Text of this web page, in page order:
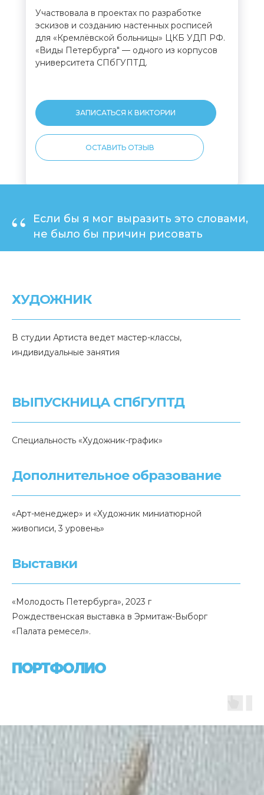
ЗАПИСАТЬСЯ К ВИКТОРИИ
ОСТАВИТЬ ОТЗЫВ
Участвовала в проектах по разработке
эскизов и созданию настенных росписей
для «Кремлёвской больницы» ЦКБ УДП РФ.
«Виды Петербурга" — одного из корпусов
университета СПбГУПТД.
“
Если бы я мог выразить это словами,
не было бы причин рисовать
ХУДОЖНИК
В студии Артиста ведет мастер-классы,
индивидуальные занятия
ВЫПУСКНИЦА СПбГУПТД
Специальность «Художник-график»
Дополнительное образование
«Арт-менеджер» и «Художник миниатюрной
живописи, 3 уровень»
Выставки
«Молодость Петербурга», 2023 г
Рождественская выставка в Эрмитаж-Выборг
«Палата ремесел».
ПОРТФОЛИО